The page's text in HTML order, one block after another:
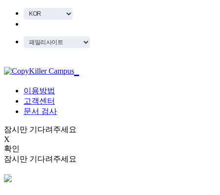
이용방법
고객센터
문서 검사
잠시만 기다려주세요
X
확인
잠시만 기다려주세요